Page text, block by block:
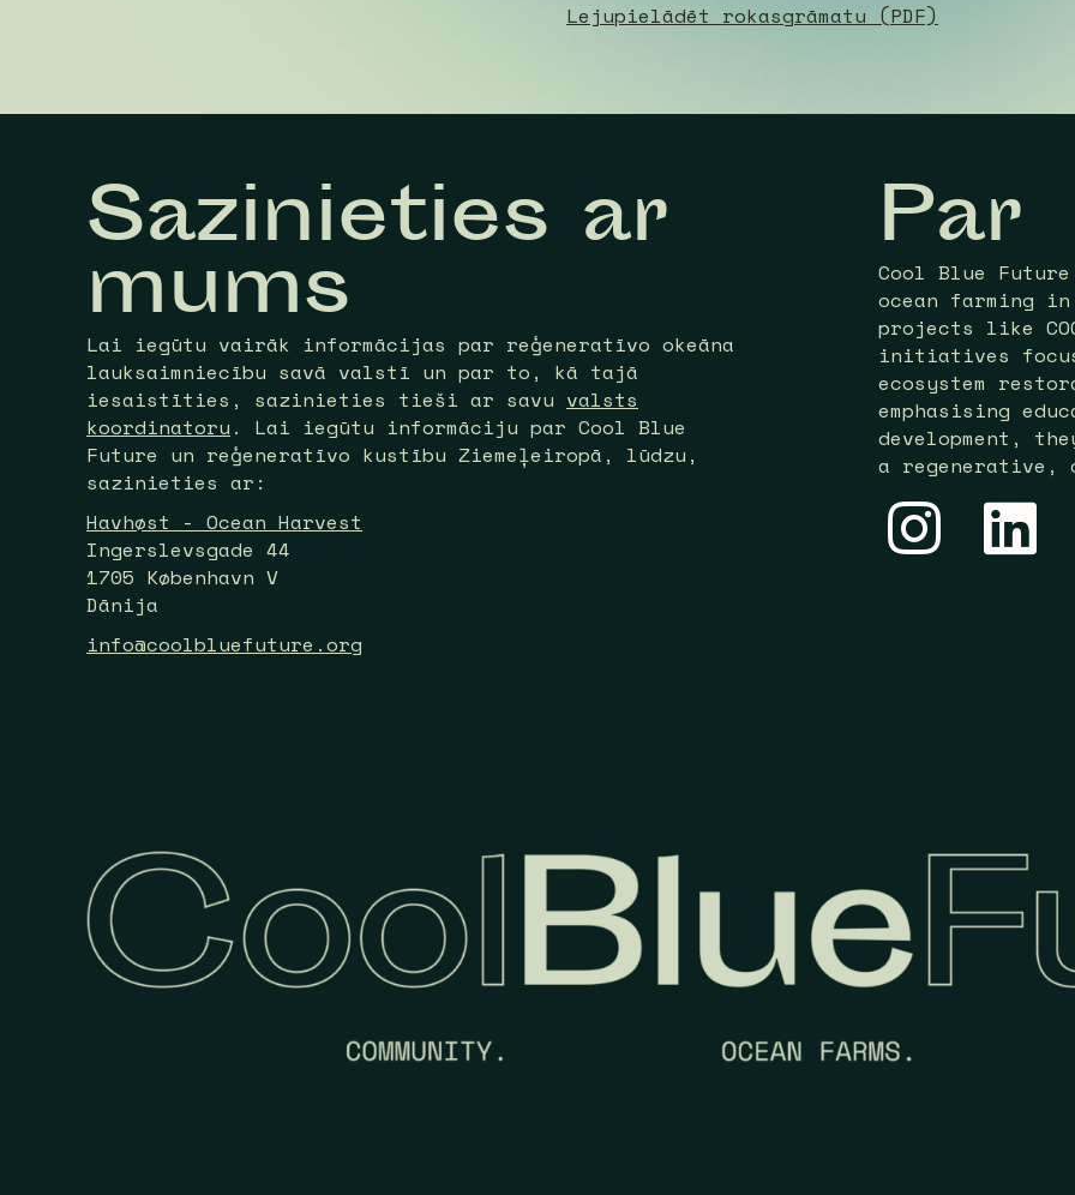
Lejupielādēt rokasgrāmatu (PDF)
Sazinieties ar
mums
Lai iegūtu vairāk informācijas par reģeneratīvo okeāna
lauksaimniecību savā valstī un par to, kā tajā
iesaistīties, sazinieties tieši ar savu valsts
koordinatoru . Lai iegūtu informāciju par Cool Blue
Future un reģeneratīvo kustību Ziemeļeiropā, lūdzu,
sazinieties ar:
Havhøst - Ocean Harvest
Ingerslevsgade 44
1705 København V
Dānija
info@coolbluefuture.org
Par
Cool Blue
ocean farming
projects like
initiatives
ecosystem
emphasising
development,
a regenerative,